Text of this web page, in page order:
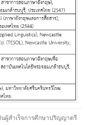
สำเร็จการศึกษาปริญญาตรี